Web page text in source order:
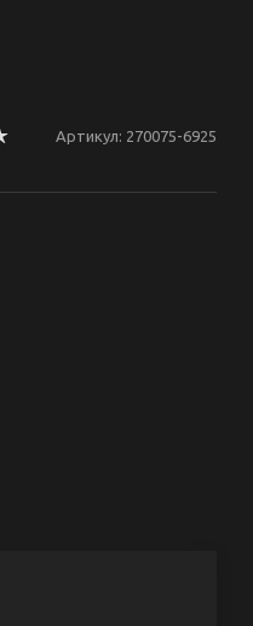
Артикул: 270075-6925